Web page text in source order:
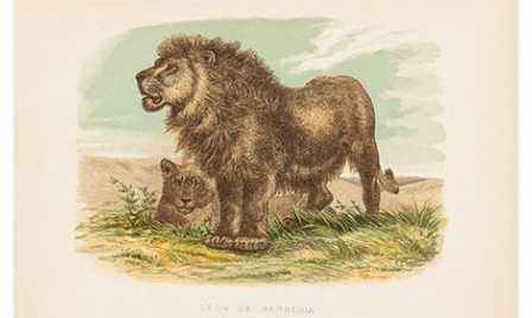
Estocolmo, 1924-29 dedicado a los pájaros de